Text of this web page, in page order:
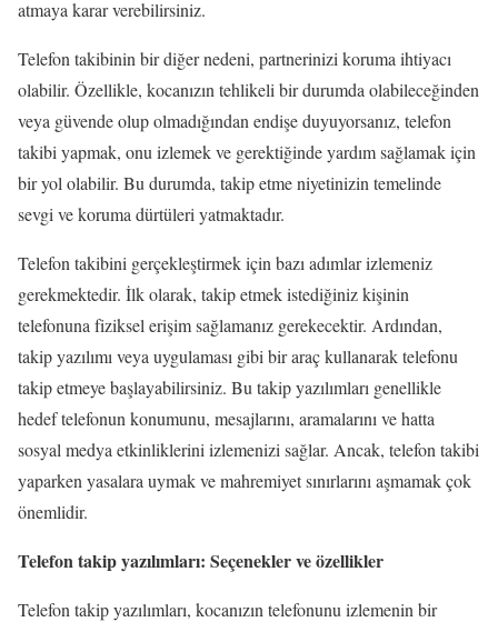
atmaya karar verebilirsiniz.
Telefon takibinin bir diğer nedeni, partnerinizi koruma ihtiyacı
olabilir. Özellikle, kocanızın tehlikeli bir durumda olabileceğinden
veya güvende olup olmadığından endişe duyuyorsanız, telefon
takibi yapmak, onu izlemek ve gerektiğinde yardım sağlamak için
bir yol olabilir. Bu durumda, takip etme niyetinizin temelinde
sevgi ve koruma dürtüleri yatmaktadır.
Telefon takibini gerçekleştirmek için bazı adımlar izlemeniz
gerekmektedir. İlk olarak, takip etmek istediğiniz kişinin
telefonuna fiziksel erişim sağlamanız gerekecektir. Ardından,
takip yazılımı veya uygulaması gibi bir araç kullanarak telefonu
takip etmeye başlayabilirsiniz. Bu takip yazılımları genellikle
hedef telefonun konumunu, mesajlarını, aramalarını ve hatta
sosyal medya etkinliklerini izlemenizi sağlar. Ancak, telefon takibi
yaparken yasalara uymak ve mahremiyet sınırlarını aşmamak çok
önemlidir.
Telefon takip yazılımları: Seçenekler ve özellikler
Telefon takip yazılımları, kocanızın telefonunu izlemenin bir